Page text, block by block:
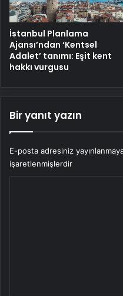
İstanbul Planlama
Ajansı’ndan ‘Kentsel
Adalet’ tanımı: Eşit kent
hakkı vurgusu
Bir yanıt yazın
E-posta adresiniz
işaretlenmişlerdir